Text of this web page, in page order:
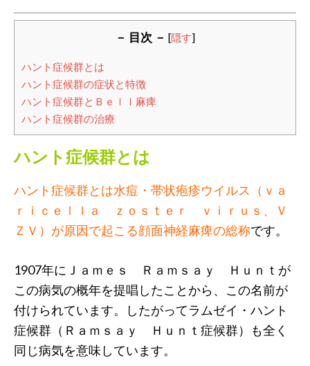
－ 目次 － [隠す]
ハント症候群とは
ハント症候群の症状と特徴
ハント症候群とＢｅｌｌ麻痺
ハント症候群の治療
ハント症候群とは
ハント症候群とは水痘・帯状疱疹ウイルス（ｖａ
ｒｉｃｅｌｌａ ｚｏｓｔｅｒ ｖｉｒｕｓ、Ｖ
ＺＶ）が原因で起こる顔面神経麻痺の総称です。
1907年にＪａｍｅｓ Ｒａｍｓａｙ Ｈｕｎｔが
この病気の概年を提唱したことから、この名前が
付けられています。したがってラムゼイ・ハント
症候群（Ｒａｍｓａｙ Ｈｕｎｔ症候群）も全く
同じ病気を意味しています。